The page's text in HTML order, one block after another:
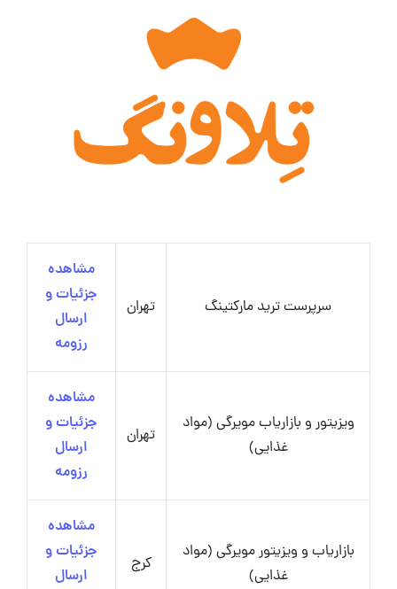
سرپرست ترید مارکتینگ تهران
مشاهده
جزئیات و
ارسال
رزومه
ویزیتور و بازاریاب مویرگی (مواد
غذایی)
تهران
مشاهده
جزئیات و
ارسال
رزومه
بازاریاب و ویزیتور مویرگی (مواد
غذایی)
کرج
مشاهده
جزئیات و
ارسال